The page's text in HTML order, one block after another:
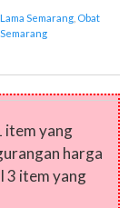
Semarang Obat
item yang
harga
3 item yang